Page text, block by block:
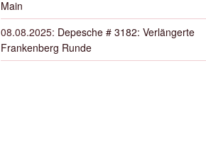
Main
08.08.2025: Depesche # 3182: Verlängerte
Frankenberg Runde